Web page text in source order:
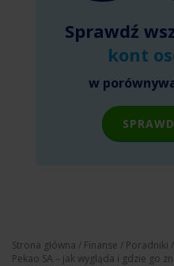
Sprawdź
kont
w
Strona główna / Finanse / Poradniki /
Pekao SA – jak wygląda i gdzie go